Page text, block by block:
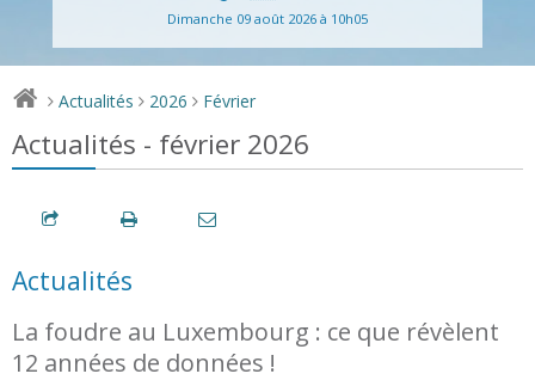
Dimanche 09 août 2026 à 10h05
> Actualités > 2026 > Février
Actualités - février 2026
Actualités
La foudre au Luxembourg : ce que révèlent
12 années de données !